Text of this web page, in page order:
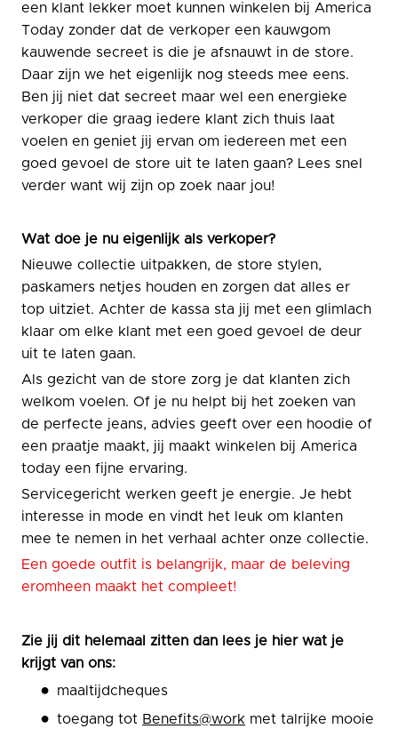
een klant lekker moet kunnen winkelen bij America
Today zonder dat de verkoper een kauwgom
kauwende secreet is die je afsnauwt in de store.
Daar zijn we het eigenlijk nog steeds mee eens.
Ben jij niet dat secreet maar wel een energieke
verkoper die graag iedere klant zich thuis laat
voelen en geniet jij ervan om iedereen met een
goed gevoel de store uit te laten gaan? Lees snel
verder want wij zijn op zoek naar jou!
Wat doe je nu eigenlijk als verkoper?
Nieuwe collectie uitpakken, de store stylen,
paskamers netjes houden en zorgen dat alles er
top uitziet. Achter de kassa sta jij met een glimlach
klaar om elke klant met een goed gevoel de deur
uit te laten gaan.
Als gezicht van de store zorg je dat klanten zich
welkom voelen. Of je nu helpt bij het zoeken van
de perfecte jeans, advies geeft over een hoodie of
een praatje maakt, jij maakt winkelen bij America
today een fijne ervaring.
Servicegericht werken geeft je energie. Je hebt
interesse in mode en vindt het leuk om klanten
mee te nemen in het verhaal achter onze collectie.
Een goede outfit is belangrijk, maar de beleving
eromheen maakt het compleet!
Zie jij dit helemaal zitten dan lees je hier wat je
krijgt van ons:
maaltijdcheques
toegang tot Benefits@work met talrijke mooie